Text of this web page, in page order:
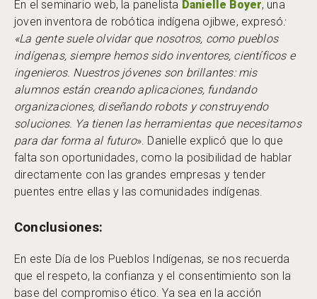
En el seminario web, la panelista Danielle Boyer, una
joven inventora de robótica indígena ojibwe, expresó:
«La gente suele olvidar que nosotros, como pueblos
indígenas, siempre hemos sido inventores, científicos e
ingenieros. Nuestros jóvenes son brillantes: mis
alumnos están creando aplicaciones, fundando
organizaciones, diseñando robots y construyendo
soluciones. Ya tienen las herramientas que necesitamos
para dar forma al futuro». Danielle explicó que lo que
falta son oportunidades, como la posibilidad de hablar
directamente con las grandes empresas y tender
puentes entre ellas y las comunidades indígenas.
Conclusiones:
En este Día de los Pueblos Indígenas, se nos recuerda
que el respeto, la confianza y el consentimiento son la
base del compromiso ético. Ya sea en la acción